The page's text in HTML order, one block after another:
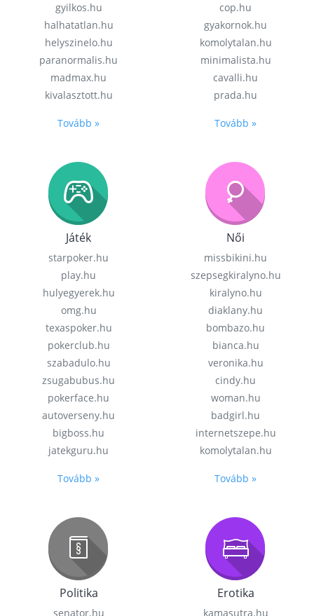
gyilkos.hu
halhatatlan.hu
helyszinelo.hu
paranormalis.hu
madmax.hu
kivalasztott.hu
Tovább »
cop.hu
gyakornok.hu
komolytalan.hu
minimalista.hu
cavalli.hu
prada.hu
Tovább »
Játék
starpoker.hu
play.hu
hulyegyerek.hu
omg.hu
texaspoker.hu
pokerclub.hu
szabadulo.hu
zsugabubus.hu
pokerface.hu
autoverseny.hu
bigboss.hu
jatekguru.hu
Tovább »
Női
missbikini.hu
szepsegkiralyno.hu
kiralyno.hu
diaklany.hu
bombazo.hu
bianca.hu
veronika.hu
cindy.hu
woman.hu
badgirl.hu
internetszepe.hu
komolytalan.hu
Tovább »
Politika
senator.hu
Erotika
kamasutra.hu